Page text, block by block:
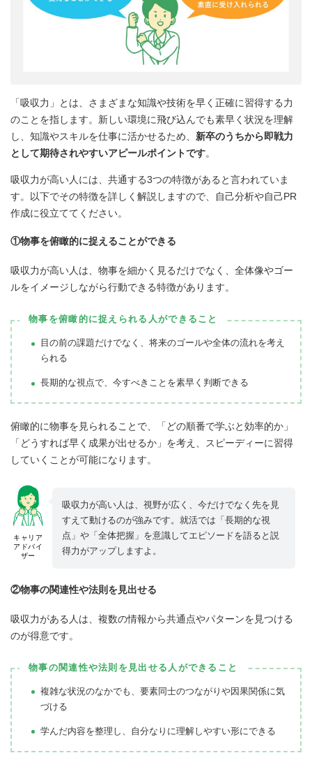
「吸収力」とは、さまざまな知識や技術を早く正確に習得する力
のことを指します。新しい環境に飛び込んでも素早く状況を理解
し、知識やスキルを仕事に活かせるため、 新卒のうちから即戦力
として期待されやすいアピールポイントです。
吸収力が高い人には、共通する3つの特徴があると言われていま
す。以下でその特徴を詳しく解説しますので、自己分析や自己PR
作成に役立ててください。
①物事を俯瞰的に捉えることができる
吸収力が高い人は、物事を細かく見るだけでなく、全体像やゴー
ルをイメージしながら行動できる特徴があります。
物事を俯瞰的に捉えられる人ができること
目の前の課題だけでなく、将来のゴールや全体の流れを考え
られる
長期的な視点で、今すべきことを素早く判断できる
俯瞰的に物事を見られることで、「どの順番で学ぶと効率的か」
「どうすれば早く成果が出せるか」を考え、スピーディーに習得
していくことが可能になります。
キャリア
アドバイ
ザー
吸収力が高い人は、視野が広く、今だけでなく先を見
すえて動けるのが強みです。就活では「長期的な視
点」や「全体把握」を意識してエピソードを語ると説
得力がアップしますよ。
②物事の関連性や法則を見出せる
吸収力がある人は、複数の情報から共通点やパターンを見つける
のが得意です。
物事の関連性や法則を見出せる人ができること
複雑な状況のなかでも、要素同士のつながりや因果関係に気
づける
学んだ内容を整理し、自分なりに理解しやすい形にできる